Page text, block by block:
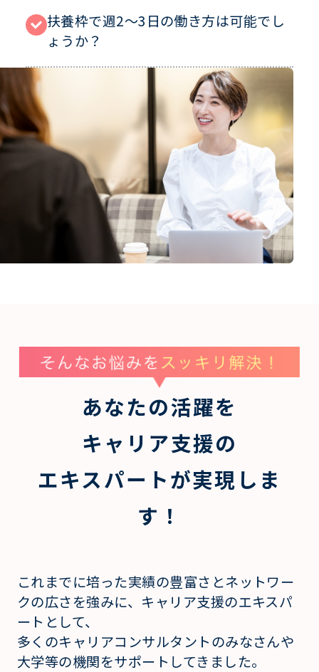
扶養枠で週2～3日の働き方は可能でし
ょうか？
あなたの活躍を
キャリア支援の
エキスパートが実現しま
す！
これまでに培った実績の豊富さとネットワー
クの広さを強みに、キャリア支援のエキスパ
ートとして、
多くのキャリアコンサルタントのみなさんや
大学等の機関をサポートしてきました。